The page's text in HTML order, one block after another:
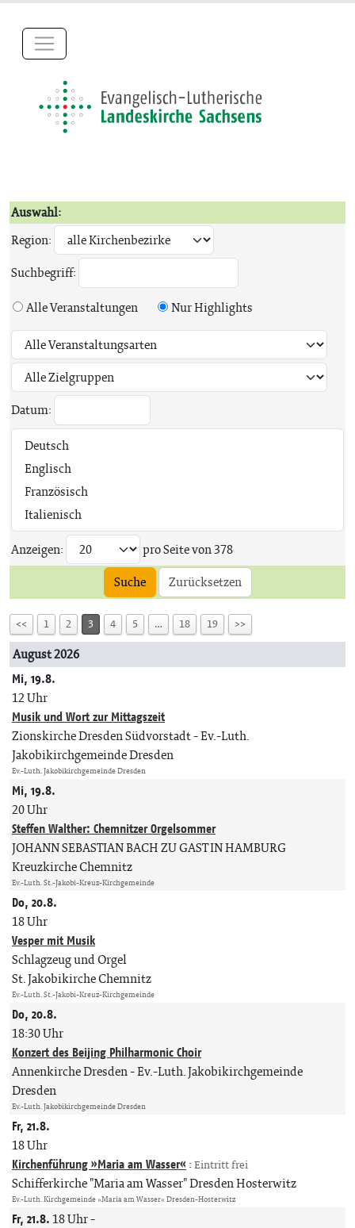
Auswahl:
Region:
Suchbegriff:
Alle Veranstaltungen Nur Highlights
Datum:
Anzeigen: pro Seite von378
Suche
Zurücksetzen
<< 1 2 3 4 5 … 18 19 >>
August 2026
Mi, 19.8.
12 Uhr
Musik und Wort zur Mittagszeit
Zionskirche Dresden Südvorstadt Ev.-Luth.
Jakobikirchgemeinde Dresden
Ev.-Luth. Jakobikirchgemeinde Dresden
Mi, 19.8.
20 Uhr
Steffen Walther: Chemnitzer Orgelsommer
JOHANN SEBASTIAN BACH ZU GAST IN HAMBURG
Kreuzkirche Chemnitz
Ev.-Luth. St.-Jakobi-Kreuz-Kirchgemeinde
Do, 20.8.
18 Uhr
Vesper mit Musik
Schlagzeug und Orgel
St. Jakobikirche Chemnitz
Ev.-Luth. St.-Jakobi-Kreuz-Kirchgemeinde
Do, 20.8.
18:30 Uhr
Konzert des Beijing Philharmonic Choir
Annenkirche Dresden Ev.-Luth. Jakobikirchgemeinde
Dresden
Ev.-Luth. Jakobikirchgemeinde Dresden
Fr, 21.8.
18 Uhr
Kirchenführung »Maria am Wasser« : Eintritt frei
Schifferkirche "Maria am Wasser" Dresden Hosterwitz
Ev.-Luth. Kirchgemeinde »Maria am Wasser« Dresden-Hosterwitz
Fr, 21.8.18 Uhr-